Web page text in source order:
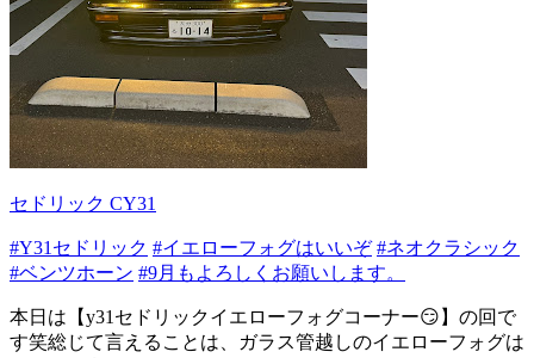
セドリック CY31
#Y31セドリック #イエローフォグはいいぞ #ネオクラシック
#ベンツホーン #9月もよろしくお願いします。
本日は【y31セドリックイエローフォグコーナー😏】の回で
す笑総じて言えることは、ガラス管越しのイエローフォグは